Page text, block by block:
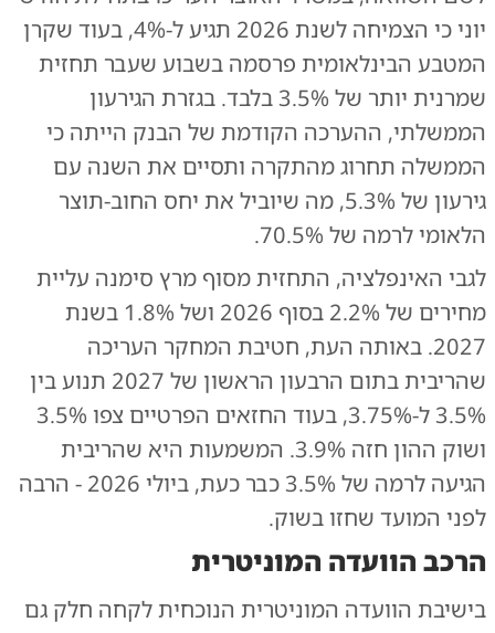
יוני כי הצמיחה לשנת 2026 תגיע ל-4%, בעוד שקרן
המטבע הבינלאומית פרסמה בשבוע שעבר תחזית
שמרנית יותר של 3.5% בלבד. בגזרת הגירעון
הממשלתי, ההערכה הקודמת של הבנק הייתה כי
הממשלה תחרוג מהתקרה ותסיים את השנה עם
גירעון של 5.3%, מה שיוביל את יחס החוב-תוצר
הלאומי לרמה של 70.5%.
לגבי האינפלציה, התחזית מסוף מרץ סימנה עליית
מחירים של 2.2% בסוף 2026 ושל 1.8% בשנת
2027. באותה העת, חטיבת המחקר העריכה
שהריבית בתום הרבעון הראשון של 2027 תנוע בין
3.5% ל-3.75%, בעוד החזאים הפרטיים צפו 3.5%
ושוק ההון חזה 3.9%. המשמעות היא שהריבית
הגיעה לרמה של 3.5% כבר כעת, ביולי 2026 - הרבה
לפני המועד שחזו בשוק.
הרכב הוועדה המוניטרית
בישיבת הוועדה המוניטרית הנוכחית לקחה חלק גם